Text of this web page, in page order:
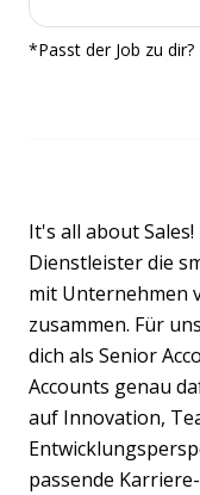
*Passt der Job zu dir?
It's all about
Dienstleister die
mit Unternehmen
zusammen. Für
dich als Senior
Accounts genau
auf Innovation,
passende